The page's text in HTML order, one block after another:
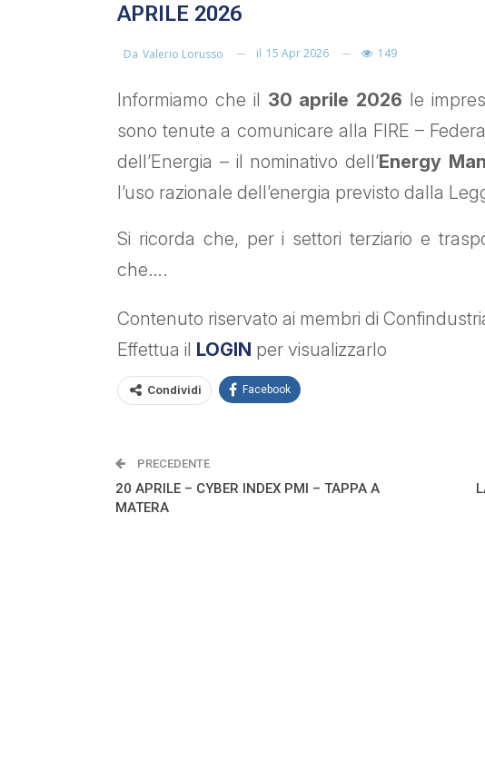
APRILE 2026
Da Valerio Lorusso il 15 Apr 2026 149
Informiamo che il 30 aprile 2026 le
sono tenute a comunicare alla FIRE –
dell’Energia – il nominativo dell’Energy
l’uso razionale dell’energia previsto dalla
Si ricorda che, per i settori terziario e
che….
Contenuto riservato ai membri di
Effettua il LOGIN per visualizzarlo
Condividi Facebook
PRECEDENTE
20 APRILE – CYBER INDEX PMI – TAPPA A
MATERA